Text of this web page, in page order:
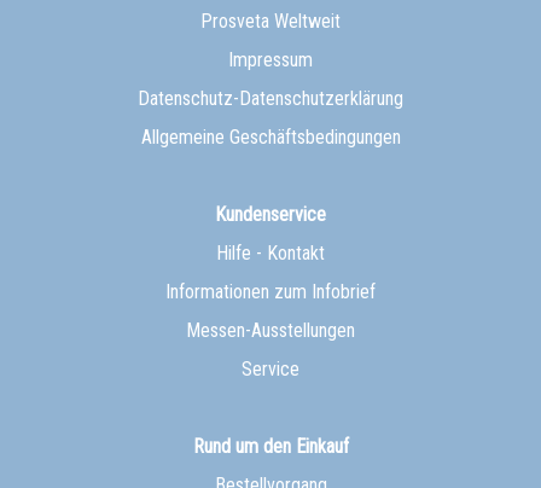
Prosveta Weltweit
Impressum
Datenschutz-Datenschutzerklärung
Allgemeine Geschäftsbedingungen
Kundenservice
Hilfe - Kontakt
Informationen zum Infobrief
Messen-Ausstellungen
Service
Rund um den Einkauf